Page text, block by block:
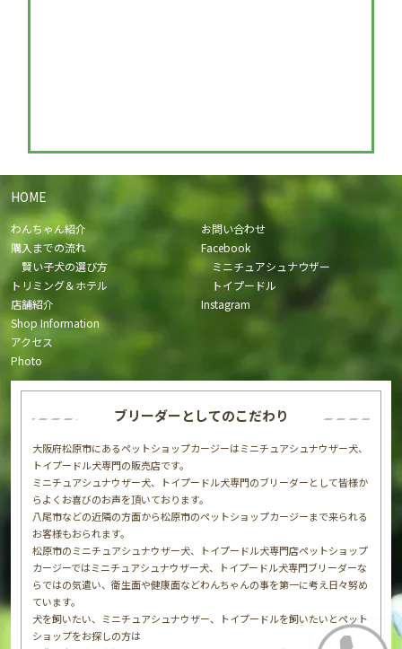
HOME
わんちゃん紹介
購入までの流れ
賢い子犬の選び方
トリミング＆ホテル
店舗紹介
Shop Information
アクセス
Photo
お問い合わせ
Facebook
ミニチュアシュナウザー
トイプードル
Instagram
ブリーダーとしてのこだわり
大阪府松原市にあるペットショップカージーはミニチュアシュナウザー犬、
トイプードル犬専門の販売店です。
ミニチュアシュナウザー犬、トイプードル犬専門のブリーダーとして皆様か
らよくお喜びのお声を頂いております。
八尾市などの近隣の方面から松原市のペットショップカージーまで来られる
お客様もおられます。
松原市のミニチュアシュナウザー犬、トイプードル犬専門店ペットショップ
カージーではミニチュアシュナウザー犬、トイプードル犬専門ブリーダーな
らではの気遣い、衛生面や健康面などわんちゃんの事を第一に考え日々努め
ています。
犬を飼いたい、ミニチュアシュナウザー、トイプードルを飼いたいとペット
ショップをお探しの方は